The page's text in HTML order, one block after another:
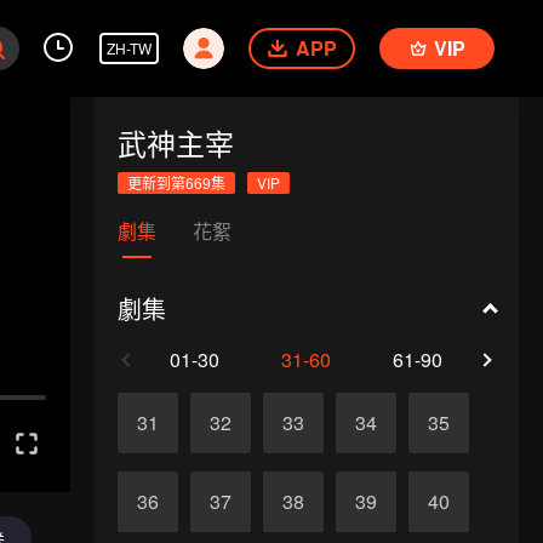
ZH-TW APP VIP
武神主宰
更新到第669集 VIP
劇集 花絮
劇集
01-30 31-60 61-90
31 32 33 34 35
36 37 38 39 40